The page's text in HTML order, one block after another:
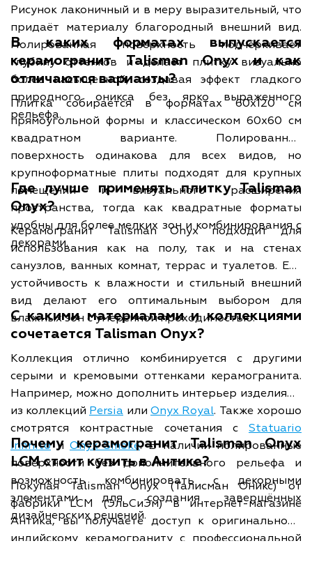
Рисунок лаконичный и в меру выразительный, что
придаёт материалу благородный внешний вид.
Полированная поверхность подчёркивает
глубину оттенков и делает плитку визуально
более насыщенной, создавая эффект гладкого
природного оникса без ярко выраженного
рельефа.
В каких форматах выпускается
керамогранит Talisman Onyx и как
отличаются варианты?
Плитка собирается в форматах 60х120 см
прямоугольной формы и классическом 60х60 см
квадратном варианте. Полированная
поверхность одинакова для всех видов, но
крупноформатные плиты подходят для крупных
помещений и визуального расширения
пространства, тогда как квадратные форматы
удобны для более мелких зон и комбинирования с
декорами.
Где лучше применять плитку Talisman
Onyx?
Керамогранит Talisman Onyx подходит для
использования как на полу, так и на стенах
санузлов, ванных комнат, террас и туалетов. Его
устойчивость к влажности и стильный внешний
вид делают его оптимальным выбором для
влажных зон с умеренной проходимостью.
С какими материалами и коллекциями
сочетается Talisman Onyx?
Коллекция отлично комбинируется с другими
серыми и кремовыми оттенками керамогранита.
Например, можно дополнить интерьер изделиями
из коллекций Persia или Onyx Royal. Также хорошо
смотрятся контрастные сочетания с Statuario
Infinitoи Onyx Smoke. В наличии полированные
поверхности без дополнительного рельефа и
возможность комбинировать с декорными
элементами для создания завершённых
дизайнерских решений.
Почему керамогранит Talisman Onyx
LCM стоит купить в Антике?
Покупая Talisman Onyx (Талисман Оникс) от
фабрики LCM (ЭльСиЭм) в интернет-магазине
Антика, вы получаете доступ к оригинальному
индийскому керамограниту с профессиональной